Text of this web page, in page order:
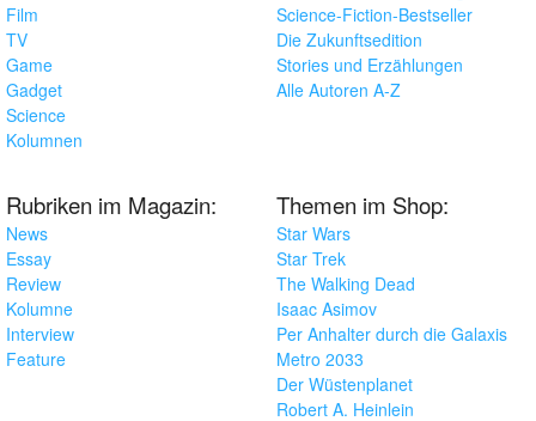
Film
TV
Game
Gadget
Science
Kolumnen
Science-Fiction-Bestseller
Die Zukunftsedition
Stories und Erzählungen
Alle Autoren A-Z
Rubriken im Magazin:
News
Essay
Review
Kolumne
Interview
Feature
Themen im Shop:
Star Wars
Star Trek
The Walking Dead
Isaac Asimov
Per Anhalter durch die Galaxis
Metro 2033
Der Wüstenplanet
Robert A. Heinlein